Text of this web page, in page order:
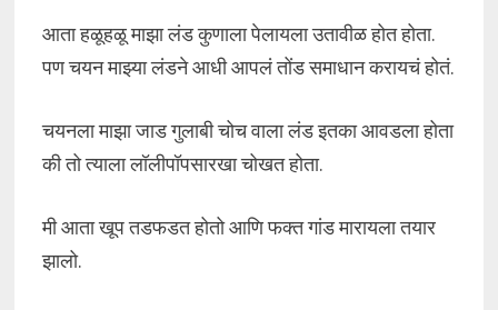
आता हळूहळू माझा लंड कुणाला पेलायला उतावीळ होत होता.
पण चयन माझ्या लंडने आधी आपलं तोंड समाधान करायचं होतं.
चयनला माझा जाड गुलाबी चोच वाला लंड इतका आवडला होता
की तो त्याला लॉलीपॉपसारखा चोखत होता.
मी आता खूप तडफडत होतो आणि फक्त गांड मारायला तयार
झालो.